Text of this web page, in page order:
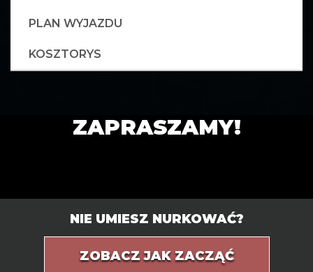
PLAN WYJAZDU
KOSZTORYS
ZAPRASZAMY!
NIE UMIESZ NURKOWAĆ?
ZOBACZ JAK ZACZĄĆ